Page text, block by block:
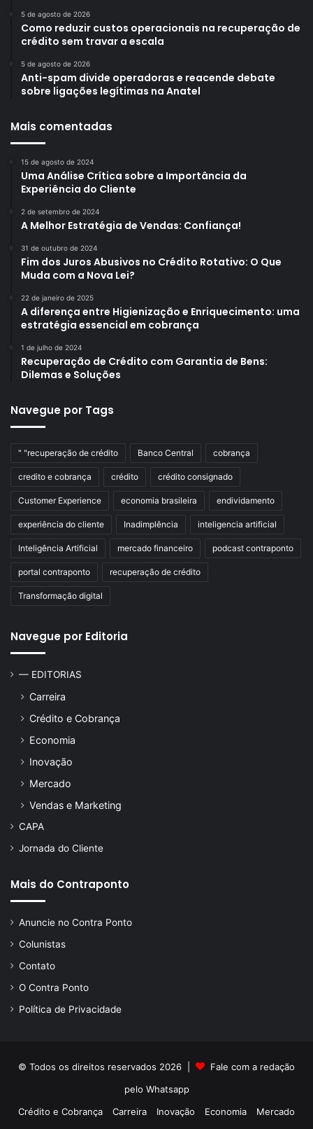
5 de agosto de 2026
Como reduzir custos operacionais na recuperação de
crédito sem travar a escala
5 de agosto de 2026
Anti-spam divide operadoras e reacende debate
sobre ligações legítimas na Anatel
Mais comentadas
15 de agosto de 2024
Uma Análise Crítica sobre a Importância da
Experiência do Cliente
2 de setembro de 2024
A Melhor Estratégia de Vendas: Confiança!
31 de outubro de 2024
Fim dos Juros Abusivos no Crédito Rotativo: O Que
Muda com a Nova Lei?
22 de janeiro de 2025
A diferença entre Higienização e Enriquecimento: uma
estratégia essencial em cobrança
1 de julho de 2024
Recuperação de Crédito com Garantia de Bens:
Dilemas e Soluções
Navegue por Tags
" "recuperação de crédito Banco Central cobrança
credito e cobrança crédito crédito consignado
Customer Experience economia brasileira endividamento
experiência do cliente Inadimplência inteligencia artificial
Inteligência Artificial mercado financeiro podcast contraponto
portal contraponto recuperação de crédito
Transformação digital
Navegue por Editoria
— EDITORIAS
Carreira
Crédito e Cobrança
Economia
Inovação
Mercado
Vendas e Marketing
CAPA
Jornada do Cliente
Mais do Contraponto
Anuncie no Contra Ponto
Colunistas
Contato
O Contra Ponto
Política de Privacidade
© Todos os direitos reservados 2026 |
Fale com a redação
pelo Whatsapp
Crédito e Cobrança
Carreira Inovação Economia
Mercado